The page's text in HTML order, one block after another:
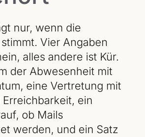
nur, wenn die
Vier Angaben
alles andere ist Kür.
der Abwesenheit mit
eine Vertretung mit
ein
ob Mails
werden, und ein Satz